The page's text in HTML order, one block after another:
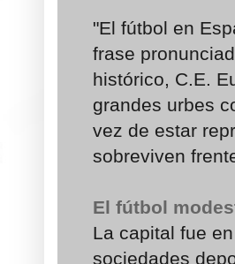
"El fútbol en
frase
histórico, C.E.
grandes urbes
vez de estar
sobreviven
El fútbol
La capital fue
sociedades